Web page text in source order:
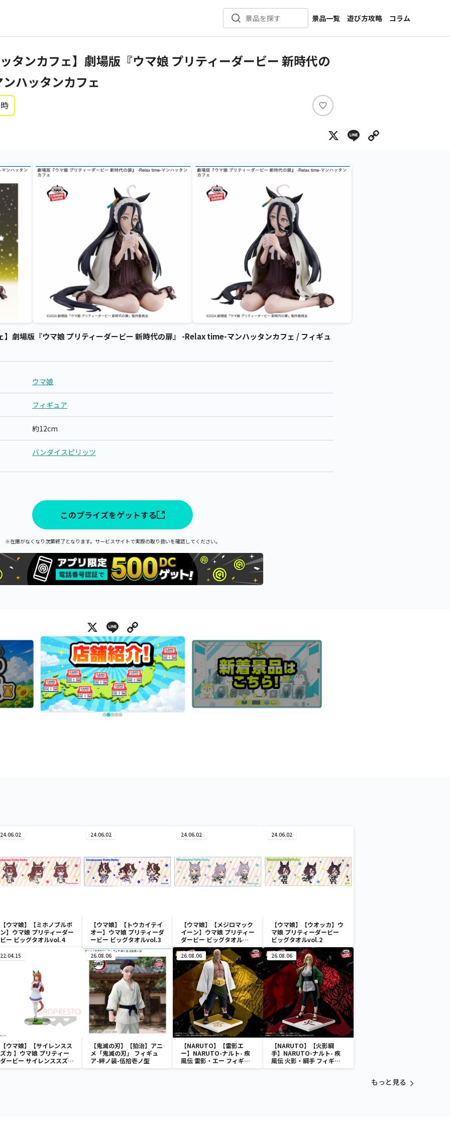
景品を探す
景品一覧
新着景品
カテゴリ一覧
遊び方攻略
コラム
インタビュー
タンカフェ】劇場版『ウマ娘 プリティーダービー 新時代の
ハッタンカフェ
い
ね
X Line
】劇場版『ウマ娘 プリティーダービー 新時代の扉』 -Relax time-マンハッタンカフェ / フィギュ
ウマ娘
フィギュア
約12cm
バンダイスピリッツ
このプライズをゲットする
※在庫がなくなり次第終了となります。サービスサイトで実際の取り扱いを確認してください。
X Line
24.06.02
【ウマ娘】【ミホノブルボ
ン】ウマ娘 プリティーダー
ビー ビッグタオルvol.4
24.06.02
【ウマ娘】【トウカイテイ
オー】ウマ娘 プリティーダ
ービー ビッグタオルvol.3
24.06.02
【ウマ娘】【メジロマック
イーン】ウマ娘 プリティー
ダービー ビッグタオル
vol.3
24.06.02
【ウマ娘】【ウオッカ】ウ
マ娘 プリティーダービー
ビッグタオルvol.2
22.04.15
【ウマ娘】【サイレンスス
ズカ 】ウマ娘 プリティー
ダービー サイレンススズカ
フィギュア
26.08.06
【鬼滅の刃】【狛治】アニ
メ「鬼滅の刃」 フィギュ
ア-絆ノ装-伍拾壱ノ型
26.08.06
【NARUTO】【雷影エ
ー】NARUTO-ナルト- 疾
風伝 雷影・エー フィギュ
ア～五影集結…!!～
26.08.06
【NARUTO】【火影綱
手】NARUTO-ナルト- 疾
風伝 火影・綱手 フィギュ
ア～五影集結…!!～
もっと見る